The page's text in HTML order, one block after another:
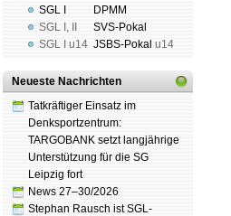
SGL I
SGL I ,
SGL I
u14
DPMM
SVS-Pokal
JSBS-Pokal u14
Neueste Nachrichten
Tatkräftiger Einsatz im
Denksportzentrum:
TARGOBANK setzt langjährige
Unterstützung für die SG
Leipzig fort
News 27–30/2026
Stephan Rausch ist SGL-